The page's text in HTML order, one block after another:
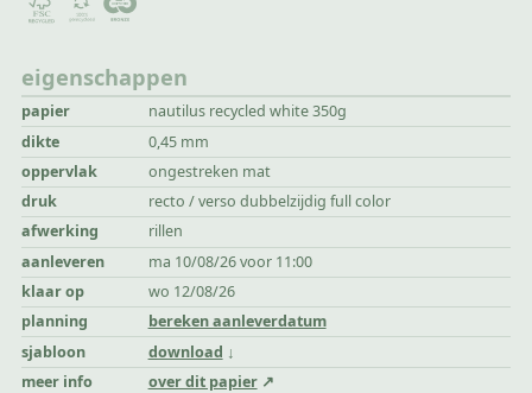
eigenschappen
papier
nautilus recycled white 350g
dikte
0,45 mm
oppervlak
ongestreken mat
druk
recto / verso dubbelzijdig full color
afwerking
rillen
aanleveren
ma 10/08/26 voor 11:00
klaar op
wo 12/08/26
planning
bereken aanleverdatum
sjabloon
download
meer info
over dit papier